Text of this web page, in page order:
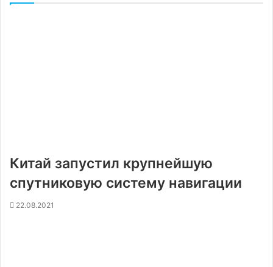
Китай запустил крупнейшую
спутниковую систему навигации
22.08.2021